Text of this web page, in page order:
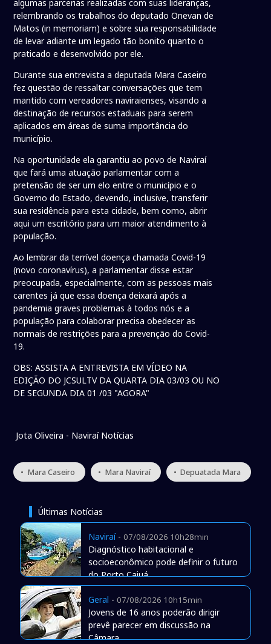
algumas parcerias realizadas com suas lideranças,
relembrando os trabalhos do deputado Onevan de
Matos (in memoriam) e sobre sua responsabilidade
de levar adiante um legado tão bonito quanto o
praticado e desenvolvido por ele.
Durante sua entrevista a deputada Mara Caseiro
fez questão de ressaltar conversações que tem
mantido com vereadores naviraienses, visando a
destinação de recursos estaduais para serem
aplicados em áreas de suma importância do
município.
Na oportunidade ela garantiu ao povo de Naviraí
que fará uma atuação parlamentar com a
pretensão de ser um elo entre o município e o
Governo do Estado, devendo, inclusive, transferir
sua residência para esta cidade, bem como, abrir
aqui um escritório para um maior atendimento à
população.
Ao lembrar da terrível doença chamada Covid-19
(novo coronavírus), a parlamentar disse estar
preocupada, especialmente, com as pessoas mais
carentes já que essa doença deixará após a
pandemia graves problemas à todos nós e a
população para colaborar precisa obedecer as
normais de restrições para a prevenção do Covid-
19.
OBS: ASSISTA A ENTREVISTA EM VÍDEO NA
EDIÇÃO DO JCSULTV DA QUARTA DIA 03/03 OU NO
DE SEGUNDA DIA 01 /03 "AGORA"
Jota Oliveira - Naviraí Notícias
• Mara Caseiro • Mara Naviraí • Depuatada Mara
Últimas Notícias
Naviraí- 07/08/2026 10h28min
Diagnóstico habitacional e
socioeconômico pode definir o futuro
do Porto Caiuá
Geral - 07/08/2026 10h15min
Jovens de 16 anos poderão dirigir
prevê parecer em discussão na
Câmara